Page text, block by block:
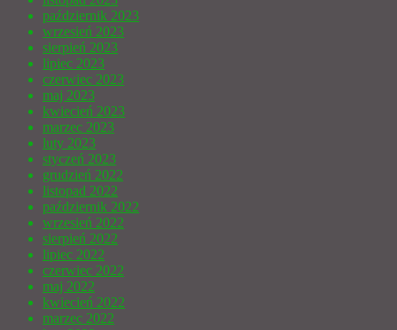
październik 2023
wrzesień 2023
sierpień 2023
lipiec 2023
czerwiec 2023
maj 2023
kwiecień 2023
marzec 2023
luty 2023
styczeń 2023
grudzień 2022
listopad 2022
październik 2022
wrzesień 2022
sierpień 2022
lipiec 2022
czerwiec 2022
maj 2022
kwiecień 2022
marzec 2022